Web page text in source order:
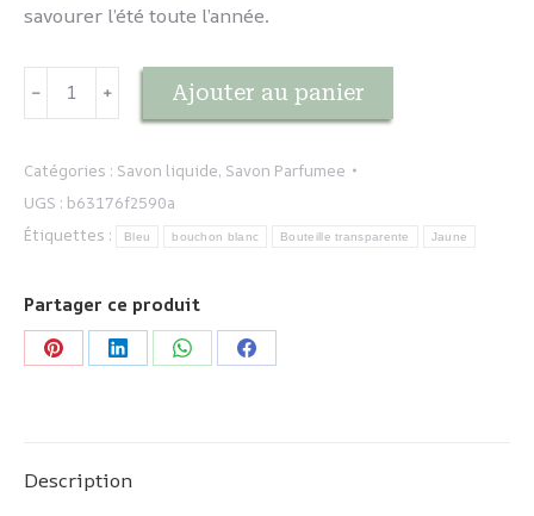
savourer l’été toute l’année.
quantité
Ensoleillée
-
Monoï
﹣ ﹢ Ajouter au panier
Catégories : Savon liquide, Savon Parfumee
UGS : b63176f2590a
Étiquettes :
Bleu bouchon blanc Bouteille transparente Jaune
Partager ce produit
PartagerPartagerPartagerPartager
Description